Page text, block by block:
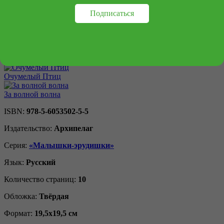
Ящерицы. Великолепная десятка
Очумелый Птиц
За волной волна
ISBN: 978-5-6053502-5-5
Издательство: Архипелаг
Серия: «Малышки-эрудишки»
Язык: Русский
Количество страниц: 10
Обложка: Твёрдая
Формат: 19,5х19,5 см
Подписаться